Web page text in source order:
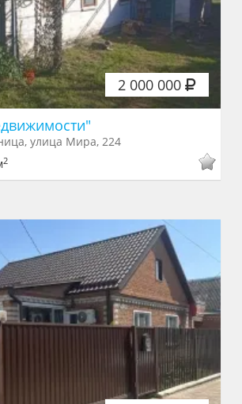
2 000 000
улица Мира, 224
2